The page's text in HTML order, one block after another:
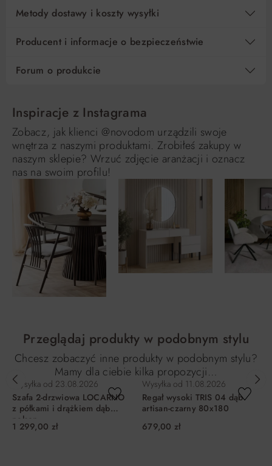
Metody dostawy i koszty wysyłki
Producent i informacje o bezpieczeństwie
Forum o produkcie
Inspiracje z Instagrama
Zobacz, jak klienci @novodom urządzili swoje
wnętrza z naszymi produktami. Zrobiłeś zakupy w
naszym sklepie? Wrzuć zdjęcie aranżacji i oznacz
nas na swoim profilu!
Przeglądaj produkty w podobnym stylu
Chcesz zobaczyć inne produkty w podobnym stylu?
Mamy dla ciebie kilka propozycji…
Wysyłka od 23.08.2026
Szafa 2-drzwiowa LOCARNO
z półkami i drążkiem dąb
nelson
1 299,00 zł
Wysyłka od 11.08.2026
Regał wysoki TRIS 04 dąb
artisan-czarny 80x180
679,00 zł